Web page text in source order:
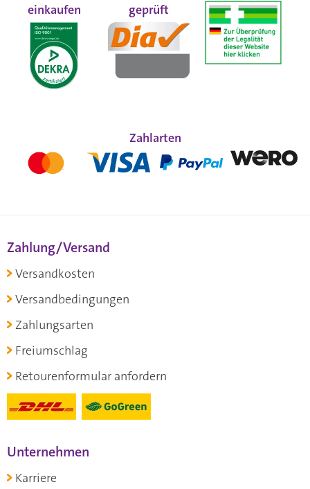
einkaufen
geprüft
Zahlarten
Zahlung/Versand
Versandkosten
Versandbedingungen
Zahlungsarten
Freiumschlag
Retourenformular anfordern
Unternehmen
Karriere